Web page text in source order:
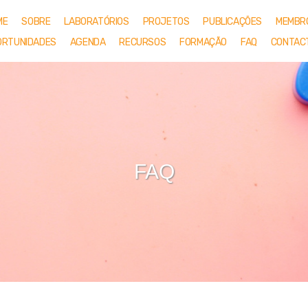
SOBRE LABORATÓRIOS PROJETOS PUBLICAÇÕES
AGENDA RECURSOS FORMAÇÃO FAQ
FAQ